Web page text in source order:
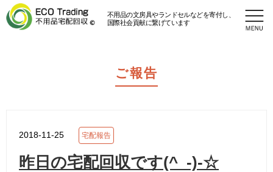
不用品の文房具やランドセルなどを寄付し、
国際社会貢献に繋げています
ご報告
2018-11-25 宅配報告
昨日の宅配回収です(^_-)-☆